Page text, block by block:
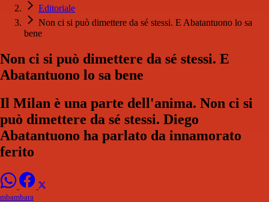
Editoriale
Non ci si può dimettere da sé stessi. E Abatantuono lo sa
bene
Non ci si può dimettere da sé stessi. E
Abatantuono lo sa bene
Il Milan è una parte dell'anima. Non ci si
può dimettere da sé stessi. Diego
Abatantuono ha parlato da innamorato
ferito
mbambara